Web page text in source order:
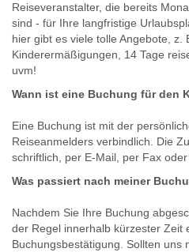
Reiseveranstalter, die bereits
sind - für Ihre langfristige
hier gibt es viele tolle Angebote, z.
Kinderermäßigungen, 14 Tage
uvm!
Wann ist eine Buchung für den
Eine Buchung ist mit der
Reiseanmelders verbindlich. Die
schriftlich, per E-Mail, per Fax oder
Was passiert nach meiner
Nachdem Sie Ihre Buchung
der Regel innerhalb kürzester Zeit
Buchungsbestätigung. Sollten uns